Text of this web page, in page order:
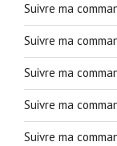
Suivre ma
Suivre ma
Suivre ma
Suivre ma
Suivre ma